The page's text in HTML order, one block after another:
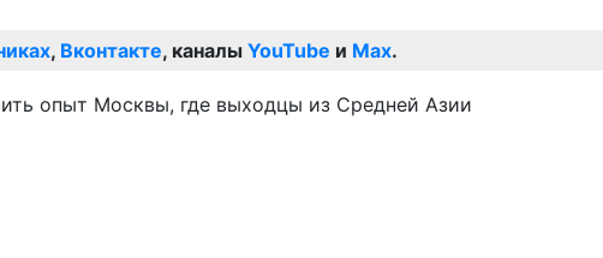
, Вконтакте, каналы YouTube и Max.
опыт Москвы, где выходцы из Средней Азии